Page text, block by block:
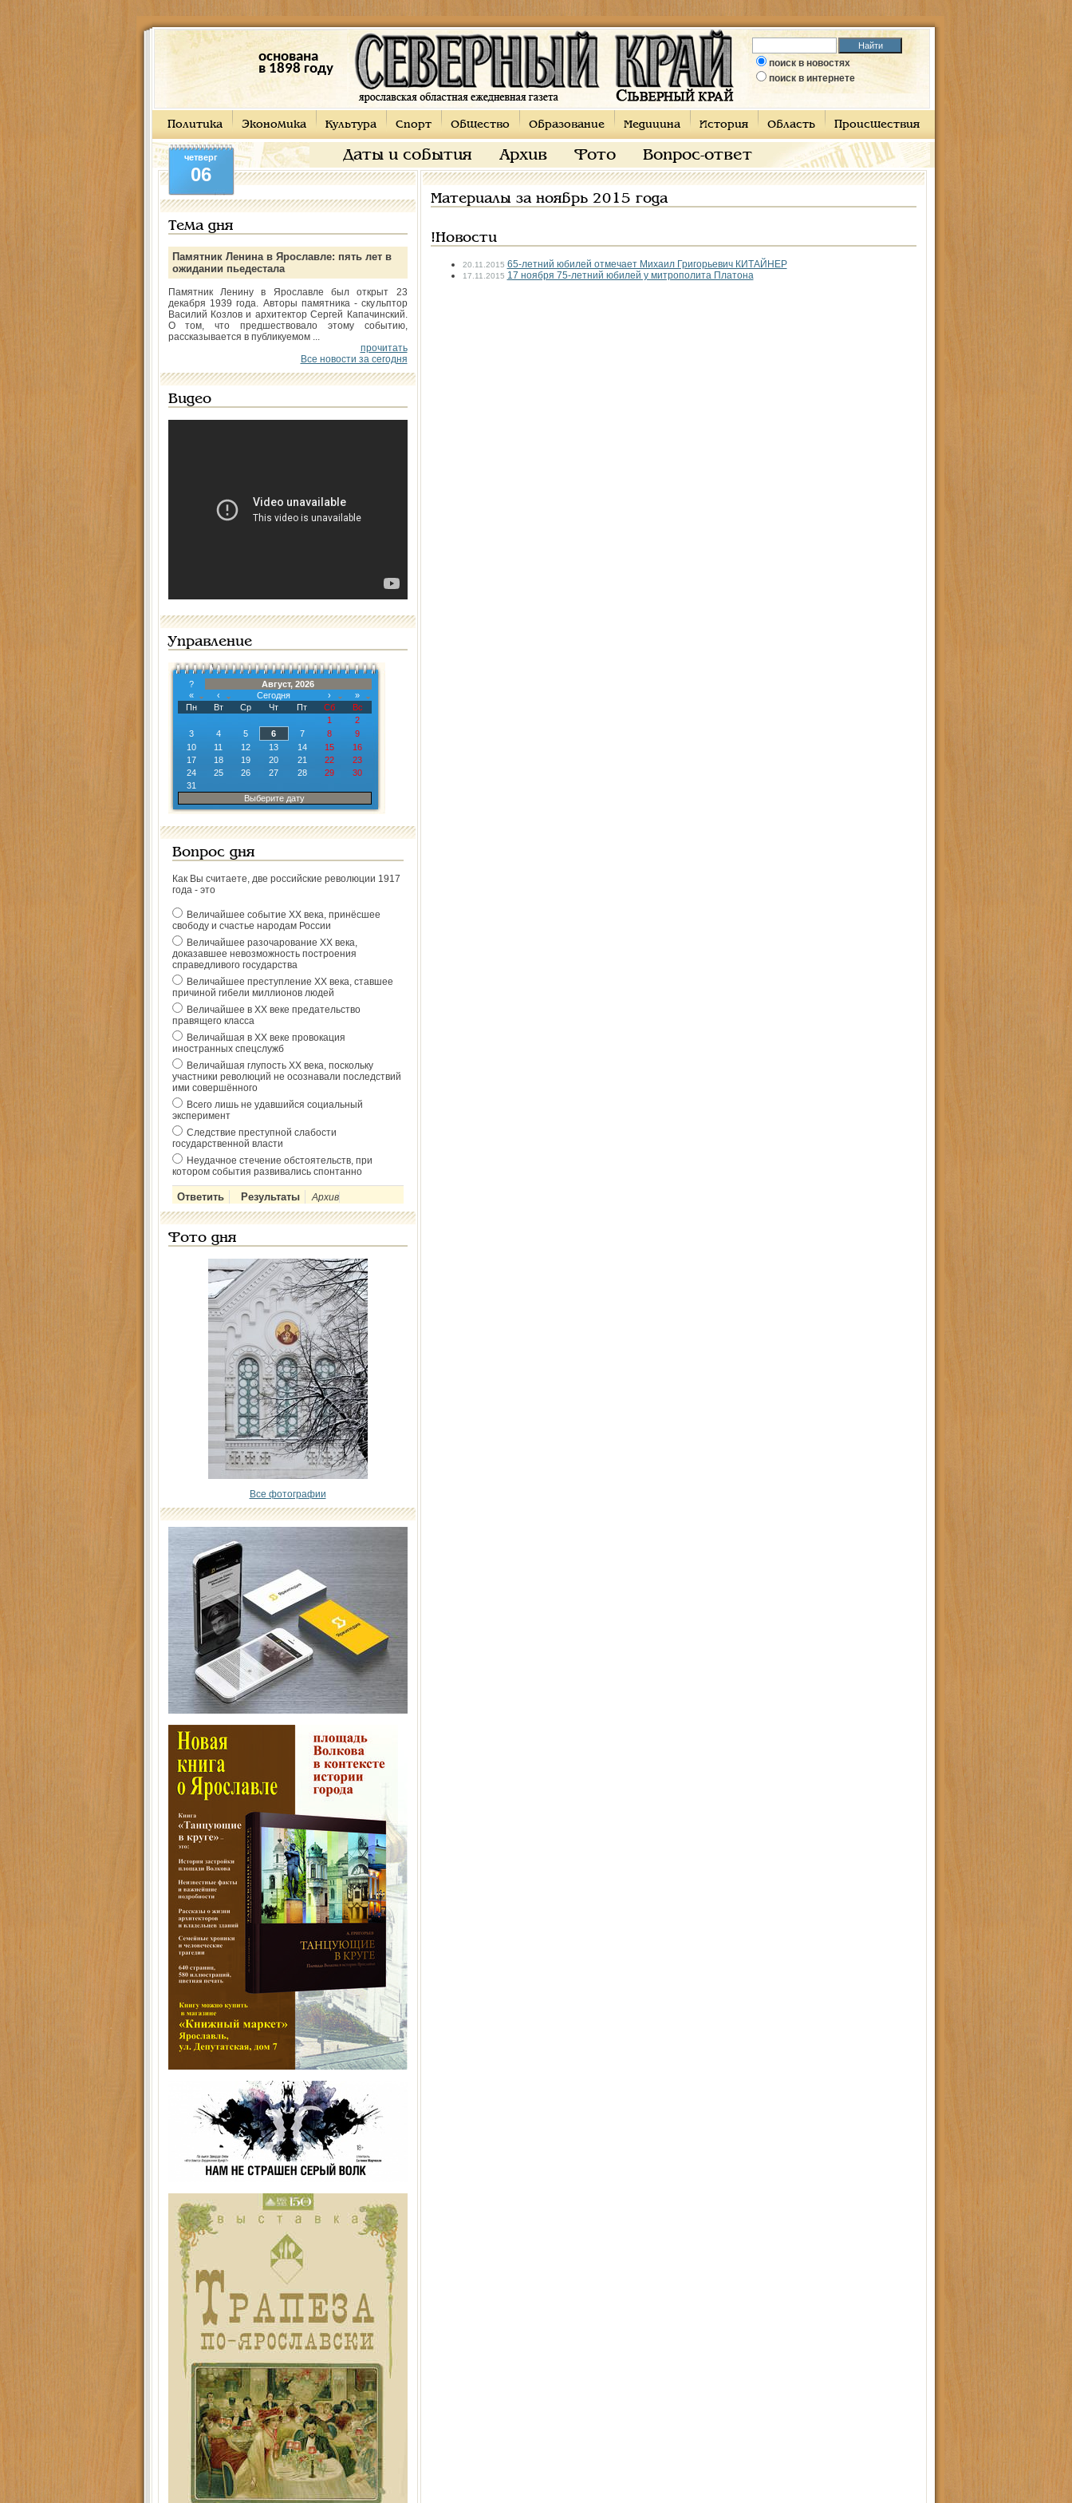
основана
в 1898 году
поиск в новостях
поиск в интернете
Политика Экономика Культура Спорт Общество Образование Медицина История Область Происшествия
Даты и события Архив Фото Вопрос-ответ
четверг
06
Тема дня
Памятник Ленина в Ярославле: пять лет в
ожидании пьедестала
Памятник Ленину в Ярославле был открыт 23
декабря 1939 года. Авторы памятника - скульптор
Василий Козлов и архитектор Сергей Капачинский.
О том, что предшествовало этому событию,
рассказывается в публикуемом ...
прочитать
Все новости за сегодня
Видео
Управление
?
Август, 2026
«
‹ Сегодня ›
»
Пн
Вт Ср Чт Пт Сб
Вс
1
2
3
4 5 6 7 8
9
10
11 12 13 14 15
16
17
18 19 20 21 22
23
24
25 26 27 28 29
30
31
Выберите дату
Вопрос дня
Как Вы считаете, две российские революции 1917
года - это
Величайшее событие ХХ века, принёсшее
свободу и счастье народам России
Величайшее разочарование ХХ века,
доказавшее невозможность построения
справедливого государства
Величайшее преступление ХХ века, ставшее
причиной гибели миллионов людей
Величайшее в ХХ веке предательство
правящего класса
Величайшая в ХХ веке провокация
иностранных спецслужб
Величайшая глупость ХХ века, поскольку
участники революций не осознавали последствий
ими совершённого
Всего лишь не удавшийся социальный
эксперимент
Следствие преступной слабости
государственной власти
Неудачное стечение обстоятельств, при
котором события развивались спонтанно
Архив
Фото дня
Все фотографии
Материалы за ноябрь 2015 года
!Новости
20.11.2015 65-летний юбилей отмечает Михаил Григорьевич КИТАЙНЕР
17.11.2015 17 ноября 75-летний юбилей у митрополита Платона